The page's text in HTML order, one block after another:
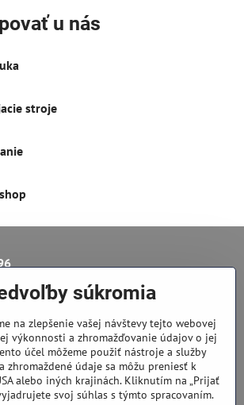
u nás
stroje
súkromia
na zlepšenie vašej návštevy tejto webovej
výkonnosti a zhromažďovanie údajov o jej
účel môžeme použiť nástroje a služby
zhromaždené údaje sa môžu preniesť k
alebo iných krajinách. Kliknutím na „Prijať
svoj súhlas s týmto spracovaním.